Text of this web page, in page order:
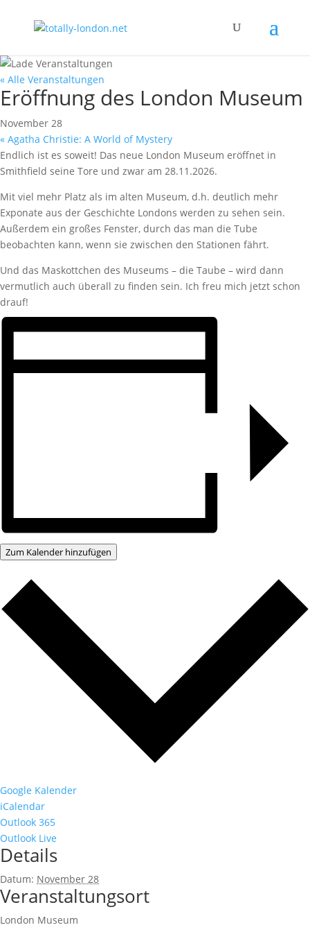
« Alle Veranstaltungen
Eröffnung des London Museum
November 28
« Agatha Christie: A World of Mystery
Endlich ist es soweit! Das neue London Museum eröffnet in
Smithfield seine Tore und zwar am 28.11.2026.
Mit viel mehr Platz als im alten Museum, d.h. deutlich mehr
Exponate aus der Geschichte Londons werden zu sehen sein.
Außerdem ein großes Fenster, durch das man die Tube
beobachten kann, wenn sie zwischen den Stationen fährt.
Und das Maskottchen des Museums – die Taube – wird dann
vermutlich auch überall zu finden sein. Ich freu mich jetzt schon
drauf!
Zum Kalender hinzufügen
Google Kalender
iCalendar
Outlook 365
Outlook Live
Details
Datum: November 28
Veranstaltungsort
London Museum